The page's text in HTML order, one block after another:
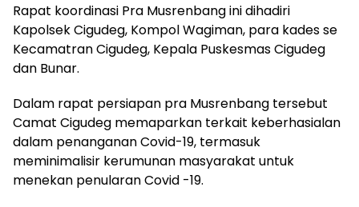
Rapat koordinasi Pra Musrenbang ini dihadiri
Kapolsek Cigudeg, Kompol Wagiman, para kades se
Kecamatran Cigudeg, Kepala Puskesmas Cigudeg
dan Bunar.
Dalam rapat persiapan pra Musrenbang tersebut
Camat Cigudeg memaparkan terkait keberhasialan
dalam penanganan Covid-19, termasuk
meminimalisir kerumunan masyarakat untuk
menekan penularan Covid -19.